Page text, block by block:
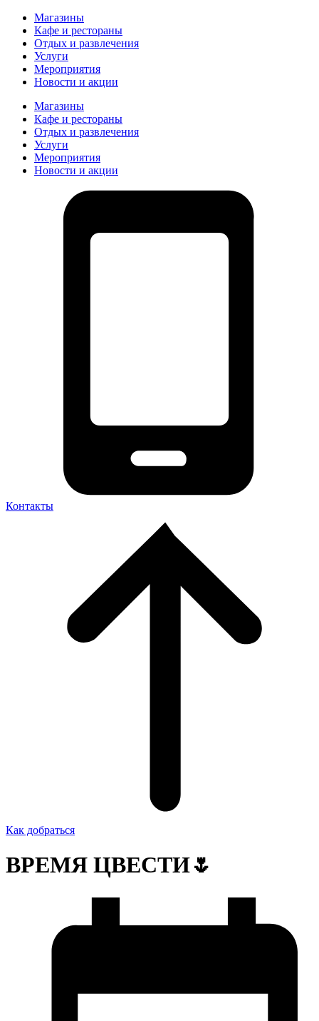
Магазины
Кафе и рестораны
Отдых и развлечения
Услуги
Мероприятия
Новости и акции
Магазины
Кафе и рестораны
Отдых и развлечения
Услуги
Мероприятия
Новости и акции
Контакты
Как добраться
ВРЕМЯ ЦВЕСТИ🌷